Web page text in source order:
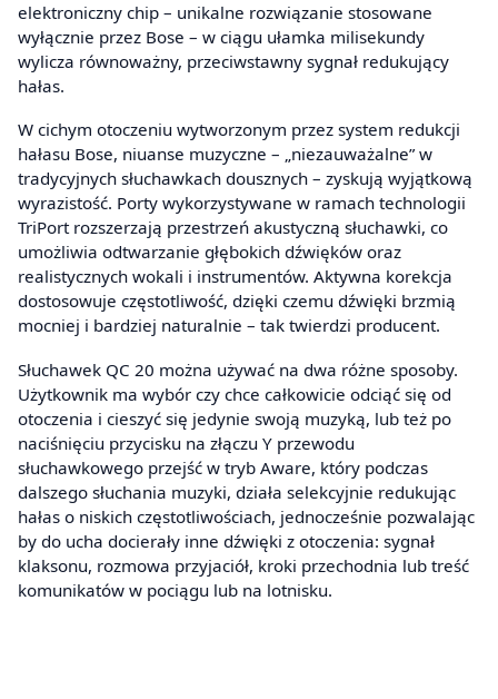
elektroniczny chip – unikalne rozwiązanie stosowane
wyłącznie przez Bose – w ciągu ułamka milisekundy
wylicza równoważny, przeciwstawny sygnał redukujący
hałas.
W cichym otoczeniu wytworzonym przez system redukcji
hałasu Bose, niuanse muzyczne – „niezauważalne” w
tradycyjnych słuchawkach dousznych – zyskują wyjątkową
wyrazistość. Porty wykorzystywane w ramach technologii
TriPort rozszerzają przestrzeń akustyczną słuchawki, co
umożliwia odtwarzanie głębokich dźwięków oraz
realistycznych wokali i instrumentów. Aktywna korekcja
dostosowuje częstotliwość, dzięki czemu dźwięki brzmią
mocniej i bardziej naturalnie – tak twierdzi producent.
Słuchawek QC 20 można używać na dwa różne sposoby.
Użytkownik ma wybór czy chce całkowicie odciąć się od
otoczenia i cieszyć się jedynie swoją muzyką, lub też po
naciśnięciu przycisku na złączu Y przewodu
słuchawkowego przejść w tryb Aware, który podczas
dalszego słuchania muzyki, działa selekcyjnie redukując
hałas o niskich częstotliwościach, jednocześnie pozwalając
by do ucha docierały inne dźwięki z otoczenia: sygnał
klaksonu, rozmowa przyjaciół, kroki przechodnia lub treść
komunikatów w pociągu lub na lotnisku.